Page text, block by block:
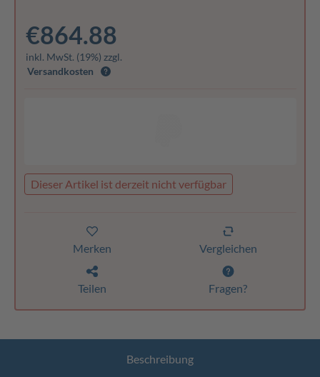
€864.88
inkl. MwSt. (19%) zzgl.
Versandkosten
Dieser Artikel ist derzeit nicht verfügbar
Merken Vergleichen
Teilen Fragen?
Beschreibung